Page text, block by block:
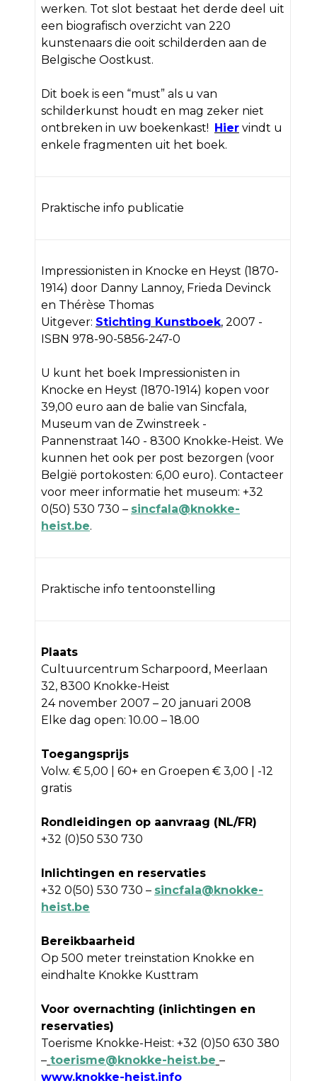
werken. Tot slot bestaat het derde deel uit
een biografisch overzicht van 220
kunstenaars die ooit schilderden aan de
Belgische Oostkust.
Dit boek is een “must” als u van
schilderkunst houdt en mag zeker niet
ontbreken in uw boekenkast! Hier vindt u
enkele fragmenten uit het boek.
Praktische info publicatie
Impressionisten in Knocke en Heyst (1870-
1914) door Danny Lannoy, Frieda Devinck
en Thérèse Thomas
Uitgever: Stichting Kunstboek, 2007 -
ISBN 978-90-5856-247-0
U kunt het boek Impressionisten in
Knocke en Heyst (1870-1914) kopen voor
39,00 euro aan de balie van Sincfala,
Museum van de Zwinstreek -
Pannenstraat 140 - 8300 Knokke-Heist. We
kunnen het ook per post bezorgen (voor
België portokosten: 6,00 euro). Contacteer
voor meer informatie het museum: +32
0(50) 530 730 – sincfala@knokke-
heist.be.
Praktische info tentoonstelling
Plaats
Cultuurcentrum Scharpoord, Meerlaan
32, 8300 Knokke-Heist
24 november 2007 – 20 januari 2008
Elke dag open: 10.00 – 18.00
Toegangsprijs
Volw. € 5,00 | 60+ en Groepen € 3,00 | -12
gratis
Rondleidingen op aanvraag (NL/FR)
+32 (0)50 530 730
Inlichtingen en reservaties
+32 0(50) 530 730 – sincfala@knokke-
heist.be
Bereikbaarheid
Op 500 meter treinstation Knokke en
eindhalte Knokke Kusttram
Voor overnachting (inlichtingen en
reservaties)
Toerisme Knokke-Heist: +32 (0)50 630 380
– toerisme@knokke-heist.be –
www.knokke-heist.info